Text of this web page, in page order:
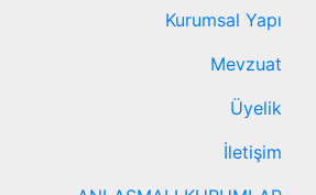
Kurumsal Yapı
Mevzuat
Üyelik
İletişim